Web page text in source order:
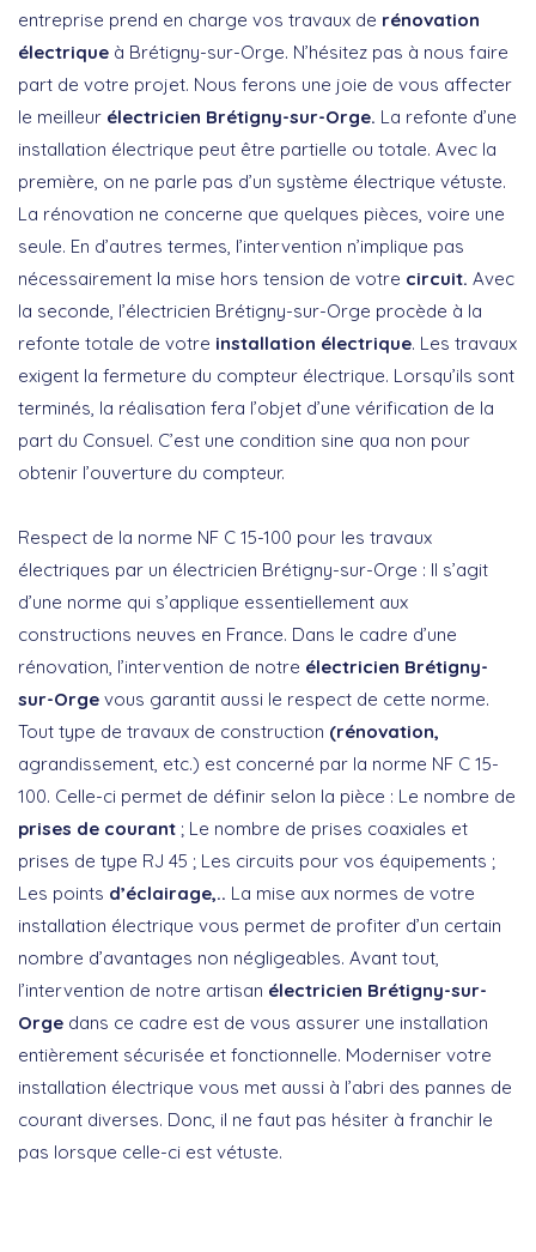
entreprise prend en charge vos travaux de rénovation
électrique à Brétigny-sur-Orge. N’hésitez pas à nous faire
part de votre projet. Nous ferons une joie de vous affecter
le meilleur électricien Brétigny-sur-Orge. La refonte d’une
installation électrique peut être partielle ou totale. Avec la
première, on ne parle pas d’un système électrique vétuste.
La rénovation ne concerne que quelques pièces, voire une
seule. En d’autres termes, l’intervention n’implique pas
nécessairement la mise hors tension de votre circuit. Avec
la seconde, l’électricien Brétigny-sur-Orge procède à la
refonte totale de votre installation électrique. Les travaux
exigent la fermeture du compteur électrique. Lorsqu’ils sont
terminés, la réalisation fera l’objet d’une vérification de la
part du Consuel. C’est une condition sine qua non pour
obtenir l’ouverture du compteur.
Respect de la norme NF C 15-100 pour les travaux
électriques par un électricien Brétigny-sur-Orge : Il s’agit
d’une norme qui s’applique essentiellement aux
constructions neuves en France. Dans le cadre d’une
rénovation, l’intervention de notre électricien Brétigny-
sur-Orge vous garantit aussi le respect de cette norme.
Tout type de travaux de construction (rénovation,
agrandissement, etc.) est concerné par la norme NF C 15-
100. Celle-ci permet de définir selon la pièce : Le nombre de
prises de courant ; Le nombre de prises coaxiales et
prises de type RJ 45 ; Les circuits pour vos équipements ;
Les points d’éclairage,.. La mise aux normes de votre
installation électrique vous permet de profiter d’un certain
nombre d’avantages non négligeables. Avant tout,
l’intervention de notre artisan électricien Brétigny-sur-
Orge dans ce cadre est de vous assurer une installation
entièrement sécurisée et fonctionnelle. Moderniser votre
installation électrique vous met aussi à l’abri des pannes de
courant diverses. Donc, il ne faut pas hésiter à franchir le
pas lorsque celle-ci est vétuste.